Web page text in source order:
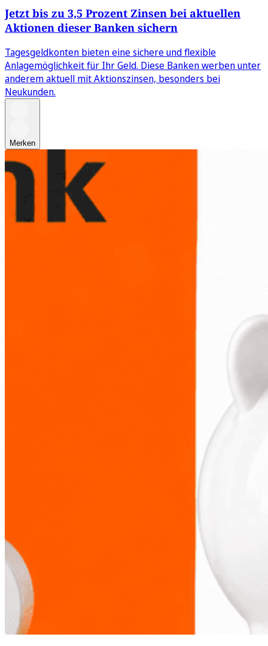
Jetzt bis zu 3,5 Prozent Zinsen bei aktuellen
Aktionen dieser Banken sichern
Tagesgeldkonten bieten eine sichere und flexible
Anlagemöglichkeit für Ihr Geld. Diese Banken werben unter
anderem aktuell mit Aktionszinsen, besonders bei
Neukunden.
Merken